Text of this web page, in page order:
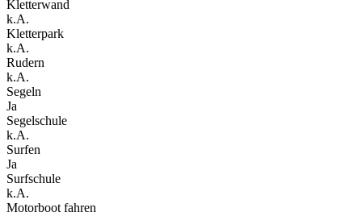
Kletterwand
k.A.
Kletterpark
k.A.
Rudern
k.A.
Segeln
Ja
Segelschule
k.A.
Surfen
Ja
Surfschule
k.A.
Motorboot fahren